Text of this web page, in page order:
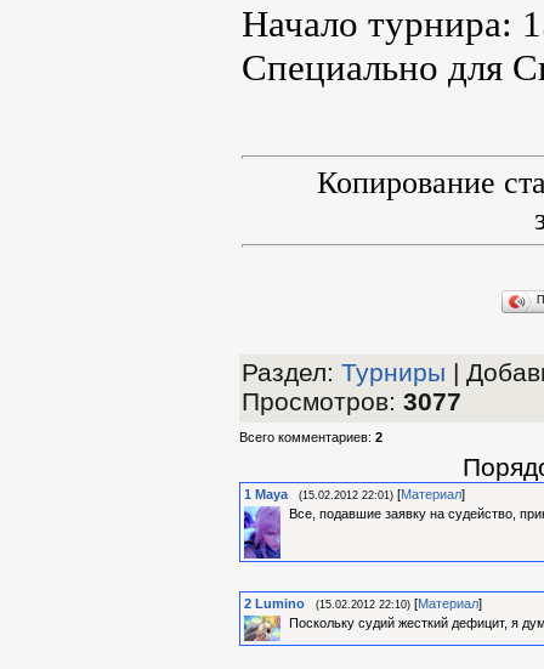
Начало турнира:
Специально для
Копирование
Раздел: Турниры |
Просмотров: 3077
Всего комментариев: 2
1 Maya (15.02.2012 22:01) [Материал]
Все, подавшие заявку на судейство,
2 Lumino (15.02.2012 22:10) [Материал]
Поскольку судий жесткий дефицит, я